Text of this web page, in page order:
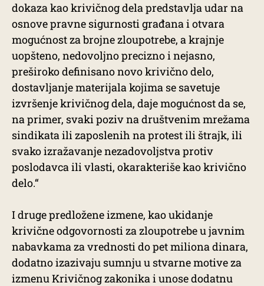
dokaza kao krivičnog dela predstavlja udar na
osnove pravne sigurnosti građana i otvara
mogućnost za brojne zloupotrebe, a krajnje
uopšteno, nedovoljno precizno i nejasno,
preširoko definisano novo krivično delo,
dostavljanje materijala kojima se savetuje
izvršenje krivičnog dela, daje mogućnost da se,
na primer, svaki poziv na društvenim mrežama
sindikata ili zaposlenih na protest ili štrajk, ili
svako izražavanje nezadovoljstva protiv
poslodavca ili vlasti, okarakteriše kao krivično
delo.“
I druge predložene izmene, kao ukidanje
krivične odgovornosti za zloupotrebe u javnim
nabavkama za vrednosti do pet miliona dinara,
dodatno izazivaju sumnju u stvarne motive za
izmenu Krivičnog zakonika i unose dodatnu